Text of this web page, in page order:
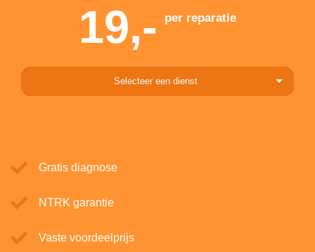
19,- per reparatie
Selecteer een dienst
Gratis diagnose
NTRK garantie
Vaste voordeelprijs